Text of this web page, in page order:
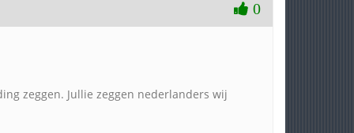
0
zeggen. Jullie zeggen nederlanders wij